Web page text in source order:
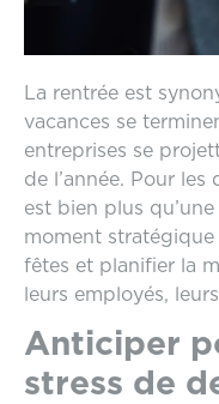
La rentrée est
vacances se
entreprises se
de l’année. Pour
est bien plus
moment
fêtes et planifier la
leurs employés,
Anticiper
stress de